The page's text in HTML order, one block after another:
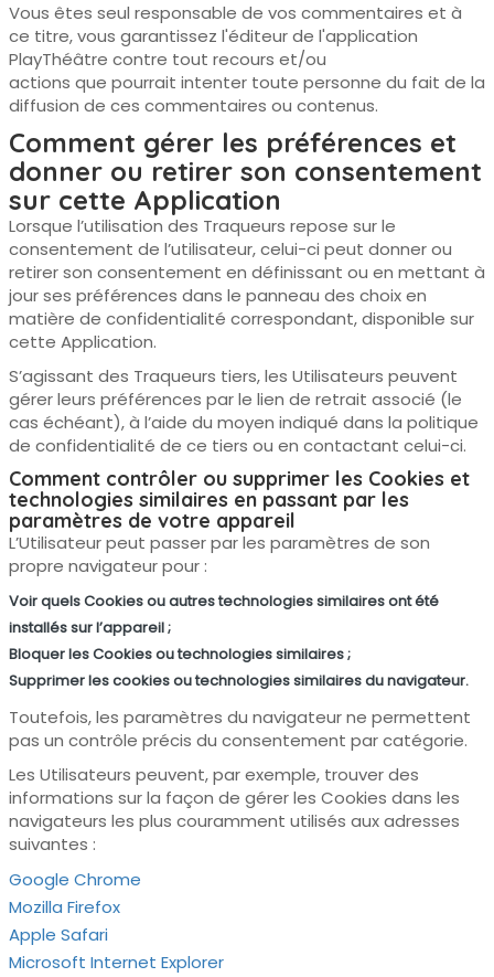
Vous êtes seul responsable de vos commentaires et à
ce titre, vous garantissez l'éditeur de l'application
PlayThéâtre contre tout recours et/ou
actions que pourrait intenter toute personne du fait de la
diffusion de ces commentaires ou contenus.
Comment gérer les préférences et
donner ou retirer son consentement
sur cette Application
Lorsque l’utilisation des Traqueurs repose sur le
consentement de l’utilisateur, celui-ci peut donner ou
retirer son consentement en définissant ou en mettant à
jour ses préférences dans le panneau des choix en
matière de confidentialité correspondant, disponible sur
cette Application.
S’agissant des Traqueurs tiers, les Utilisateurs peuvent
gérer leurs préférences par le lien de retrait associé (le
cas échéant), à l’aide du moyen indiqué dans la politique
de confidentialité de ce tiers ou en contactant celui-ci.
Comment contrôler ou supprimer les Cookies et
technologies similaires en passant par les
paramètres de votre appareil
L’Utilisateur peut passer par les paramètres de son
propre navigateur pour :
Voir quels Cookies ou autres technologies similaires ont été
installés sur l’appareil ;
Bloquer les Cookies ou technologies similaires ;
Supprimer les cookies ou technologies similaires du navigateur.
Toutefois, les paramètres du navigateur ne permettent
pas un contrôle précis du consentement par catégorie.
Les Utilisateurs peuvent, par exemple, trouver des
informations sur la façon de gérer les Cookies dans les
navigateurs les plus couramment utilisés aux adresses
suivantes :
Google Chrome
Mozilla Firefox
Apple Safari
Microsoft Internet Explorer